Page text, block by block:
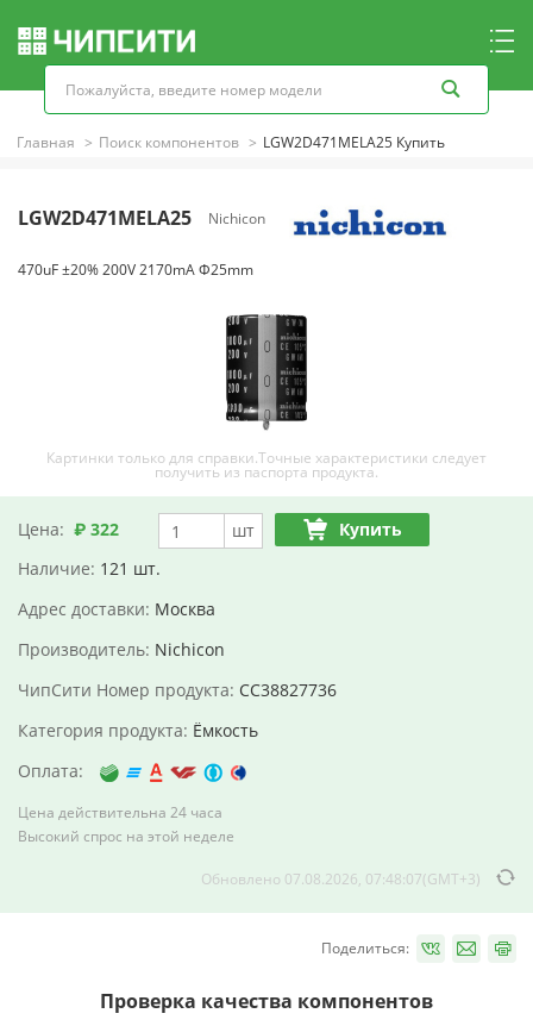
Главная Поиск компонентов LGW2D471MELA25 Купить
LGW2D471MELA25 Nichicon
470uF ±20% 200V 2170mA Φ25mm
Картинки только для справки.Точные характеристики следует
получить из паспорта продукта.
Цена: ₽ 322 шт
Купить
Наличие: 121 шт.
Адрес доставки: Москва
Производитель: Nichicon
ЧипСити Номер продукта: CC38827736
Категория продукта: Ёмкость
Оплата:
Цена действительна 24 часа
Высокий спрос на этой неделе
Обновлено 07.08.2026, 07:48:07(GMT+3)
Поделиться:
Проверка качества компонентов